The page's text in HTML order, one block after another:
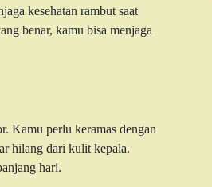
kesehatan rambut saat
benar, kamu bisa menjaga
Kamu perlu keramas dengan
hilang dari kulit kepala.
hari.